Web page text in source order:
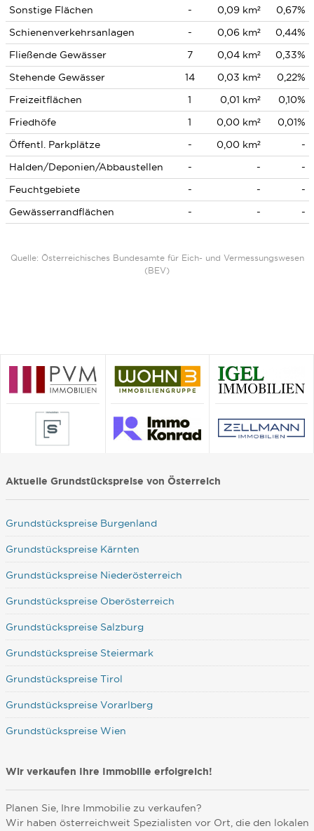
Sonstige Flächen - 0,09 km²
0,67%
Schienenverkehrsanlagen
- 0,06 km²
0,44%
Fließende Gewässer
7 0,04 km²
0,33%
Stehende Gewässer
14 0,03 km²
0,22%
Freizeitflächen
1 0,01 km²
0,10%
Friedhöfe
1 0,00 km²
0,01%
Öffentl. Parkplätze
- 0,00 km²
-
Halden/Deponien/Abbaustellen
- -
-
Feuchtgebiete
- -
-
Gewässerrandflächen
- - -
Quelle: Österreichisches Bundesamte für Eich- und Vermessungswesen
(BEV)
Aktuelle Grundstückspreise von Österreich
Grundstückspreise Burgenland
Grundstückspreise Kärnten
Grundstückspreise Niederösterreich
Grundstückspreise Oberösterreich
Grundstückspreise Salzburg
Grundstückspreise Steiermark
Grundstückspreise Tirol
Grundstückspreise Vorarlberg
Grundstückspreise Wien
Wir verkaufen Ihre Immobilie erfolgreich!
Planen Sie, Ihre Immobilie zu verkaufen?
Wir haben österreichweit Spezialisten vor Ort, die den lokalen